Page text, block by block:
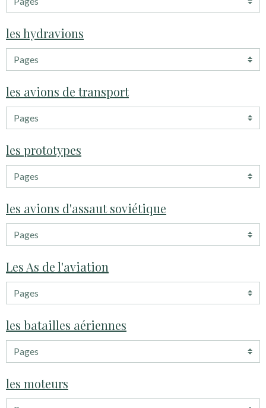
les hydravions
les avions de transport
les prototypes
les avions d'assaut soviétique
Les As de l'aviation
les batailles aériennes
les moteurs